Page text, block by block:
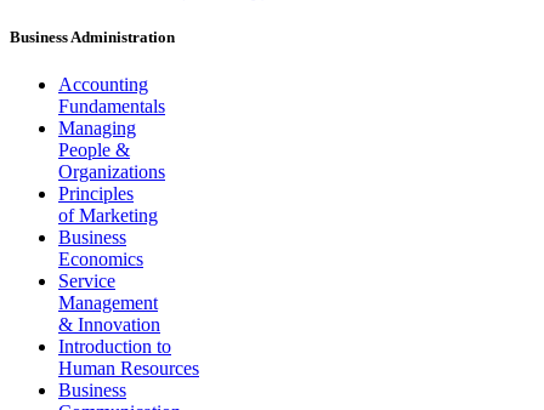
Business Administration
Accounting
Fundamentals
Managing
People &
Organizations
Principles
of Marketing
Business
Economics
Service
Management
& Innovation
Introduction to
Human Resources
Business